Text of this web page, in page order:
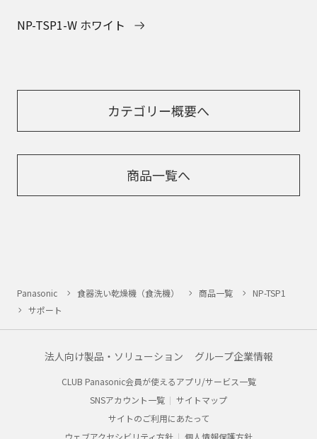
NP-TSP1-W ホワイト
カテゴリー概要へ
商品一覧へ
Panasonic 食器洗い乾燥機（食洗機） 商品一覧
NP-TSP1
サポート
法人向け製品・ソリューション グループ企業情報
CLUB Panasonic会員が使えるアプリ/サービス一覧
SNSアカウント一覧
サイトマップ
サイトのご利用にあたって
ウェブアクセシビリティ方針
個人情報保護方針